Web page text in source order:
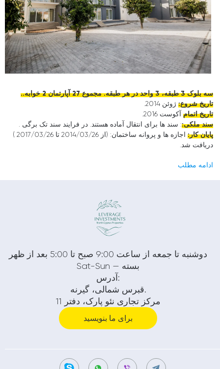
سه بلوک 3 طبقه، 3 واحد در هر طبقه. مجموع 27 آپارتمان 2 خوابه..
تاریخ شروع: ژوئن 2014.
تاریخ اتمام آکوست 2016.
سند ملکی:: سند ها برای انتقال آماده هستند. در فرایند سند تک برگی .
پایان کار:
اجازه ها و پروانه ساختمان: (از 2014/03/26 تا 2017/03/26 )
دریافت شد.
ادامه مطلب
دوشنبه تا جمعه از ساعت 9:00 صبح تا 5:00 بعد از ظهر
Sat-Sun — بسته
آدرس:
قبرس شمالی، گیرنه.
مرکز تجاری نئو پارک، دفتر 11
برای ما بنویسید